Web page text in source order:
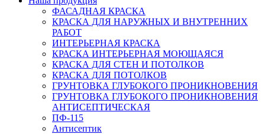
ФАСАДНАЯ КРАСКА
КРАСКА ДЛЯ НАРУЖНЫХ И ВНУТРЕННИХ
РАБОТ
ИНТЕРЬЕРНАЯ КРАСКА
КРАСКА ИНТЕРЬЕРНАЯ МОЮЩАЯСЯ
КРАСКА ДЛЯ СТЕН И ПОТОЛКОВ
КРАСКА ДЛЯ ПОТОЛКОВ
ГРУНТОВКА ГЛУБОКОГО ПРОНИКНОВЕНИЯ
ГРУНТОВКА ГЛУБОКОГО ПРОНИКНОВЕНИЯ
АНТИСЕПТИЧЕСКАЯ
ПФ-115
Антисептик